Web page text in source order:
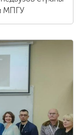
МПГУ